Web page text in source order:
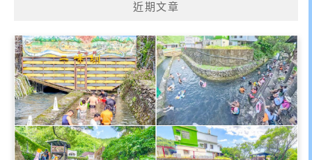
近期文章